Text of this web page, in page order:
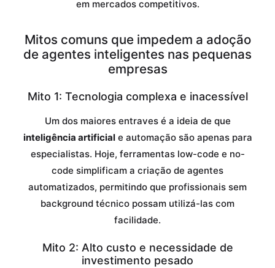
em mercados competitivos.
Mitos comuns que impedem a adoção
de agentes inteligentes nas pequenas
empresas
Mito 1: Tecnologia complexa e inacessível
Um dos maiores entraves é a ideia de que
inteligência artificiale automação são apenas para
especialistas. Hoje, ferramentas low-code e no-
code simplificam a criação de agentes
automatizados, permitindo que profissionais sem
background técnico possam utilizá-las com
facilidade.
Mito 2: Alto custo e necessidade de
investimento pesado